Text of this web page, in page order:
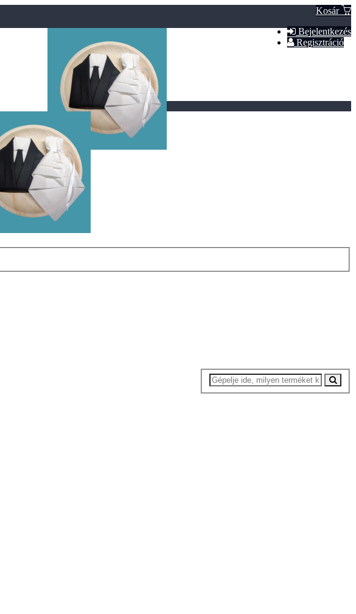
Kosár
Bejelentkezés
Regisztráció